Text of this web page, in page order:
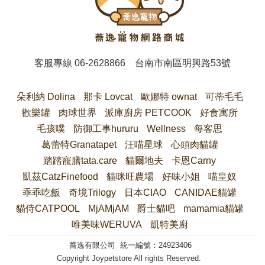
客服專線06-2628866 台南市南區明興路53號
朵利納 Dolina 那卡 Lovcat 歐娜特 ownat
可蒂毛毛
歡樂罐
肉球世界 派庫廚房 PETCOOK
好食寓所
毛孩噗
防御工事hururu Wellness
每客思
葛蕾特Granatapet
汪喵星球
心頭肉貓罐
踏踏寵膳tata.care
貓爾地夫
卡恩Carny
凱茲CatzFinefood
貓咪旺農場 好味小姐
喵皇奴
乖乖吃飯
奇境Trilogy 日本CIAO
CANIDAE貓罐
貓侍CATPOOL
MjAMjAM 爵士貓吧
mamamia貓罐
唯美味WERUVA
凱特美廚
蕎逸有限公司 統一編號：24923406
Copyright Joypetstore All rights Reserved.